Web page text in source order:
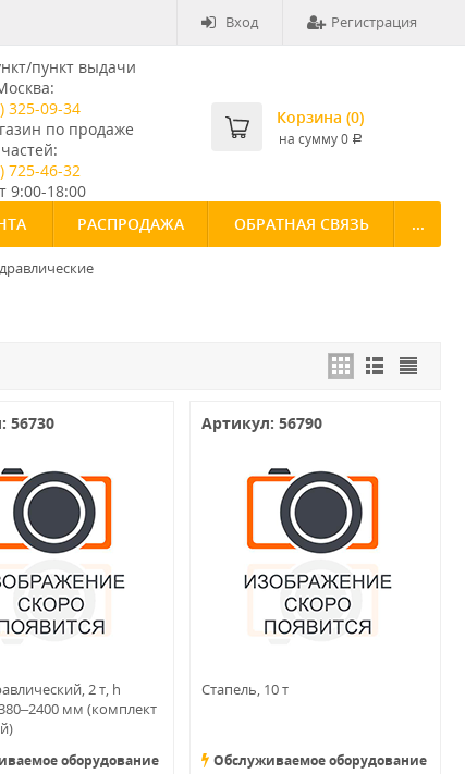
Вход Регистрация
пункт выдачи
325-09-34
по продаже
725-46-32
9:00-18:00
Корзина (0)
на сумму0 Р
РАСПРОДАЖА ОБРАТНАЯ СВЯЗЬ ...
56730
2 т, h
мм (комплект
оборудование
Артикул: 56790
Стапель, 10 т
Обслуживаемое оборудование